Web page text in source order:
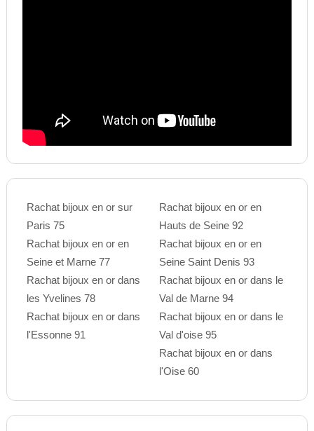
Rachat bijoux en or sur
Paris 75
Rachat bijoux en or en
Seine et Marne 77
Rachat bijoux en or dans
les Yvelines 78
Rachat bijoux en or dans
l'Essonne 91
Rachat bijoux en or en
Hauts de Seine 92
Rachat bijoux en or en
Seine Saint Denis 93
Rachat bijoux en or dans le
Val de Marne 94
Rachat bijoux en or dans le
Val d'oise 95
Rachat bijoux en or dans
l'Oise 60